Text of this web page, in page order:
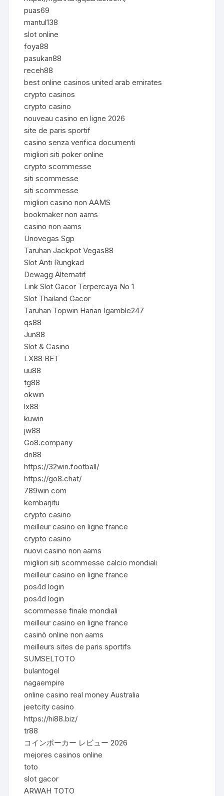
puas69
mantul138
slot online
foya88
pasukan88
receh88
best online casinos united arab emirates
crypto casinos
crypto casino
nouveau casino en ligne 2026
site de paris sportif
casino senza verifica documenti
migliori siti poker online
crypto scommesse
siti scommesse
siti scommesse
migliori casino non AAMS
bookmaker non aams
casino non aams
Unovegas Sgp
Taruhan Jackpot Vegas88
Slot Anti Rungkad
Dewagg Alternatif
Link Slot Gacor Terpercaya No 1
Slot Thailand Gacor
Taruhan Topwin Harian Igamble247
qs88
Jun88
Slot & Casino
LX88 BET
uu88
tg88
okwin
lx88
kuwin
jw88
Go8.company
dn88
https://32win.football/
https://go8.chat/
789win com
kembarjitu
crypto casino
meilleur casino en ligne france
crypto casino
nuovi casino non aams
migliori siti scommesse calcio mondiali
meilleur casino en ligne france
pos4d login
pos4d login
scommesse finale mondiali
meilleur casino en ligne france
casinò online non aams
meilleurs sites de paris sportifs
SUMSELTOTO
bulantogel
nagaempire
online casino real money Australia
jeetcity casino
https://hi88.biz/
tr88
コインポーカー レビュー 2026
mejores casinos online
toto
slot gacor
ARWAH TOTO